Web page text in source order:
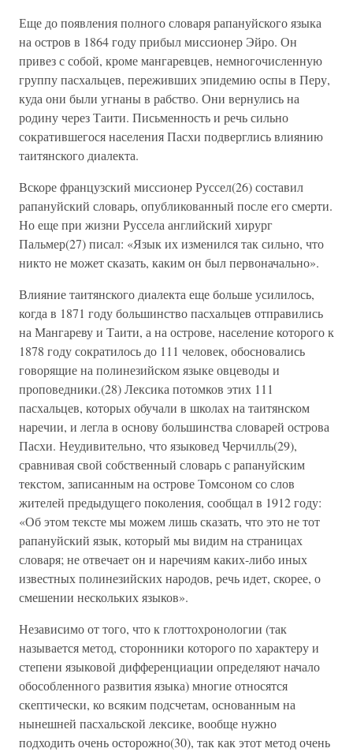
Еще до появления полного словаря рапануйского языка
на остров в 1864 году прибыл миссионер Эйро. Он
привез с собой, кроме мангаревцев, немногочисленную
группу пасхальцев, переживших эпидемию оспы в Перу,
куда они были угнаны в рабство. Они вернулись на
родину через Таити. Письменность и речь сильно
сократившегося населения Пасхи подверглись влиянию
таитянского диалекта.
Вскоре французский миссионер Руссел(26) составил
рапануйский словарь, опубликованный после его смерти.
Но еще при жизни Руссела английский хирург
Пальмер(27) писал: «Язык их изменился так сильно, что
никто не может сказать, каким он был первоначально».
Влияние таитянского диалекта еще больше усилилось,
когда в 1871 году большинство пасхальцев отправились
на Мангареву и Таити, а на острове, население которого к
1878 году сократилось до 111 человек, обосновались
говорящие на полинезийском языке овцеводы и
проповедники.(28) Лексика потомков этих 111
пасхальцев, которых обучали в школах на таитянском
наречии, и легла в основу большинства словарей острова
Пасхи. Неудивительно, что языковед Черчилль(29),
сравнивая свой собственный словарь с рапануйским
текстом, записанным на острове Томсоном со слов
жителей предыдущего поколения, сообщал в 1912 году:
«Об этом тексте мы можем лишь сказать, что это не тот
рапануйский язык, который мы видим на страницах
словаря; не отвечает он и наречиям каких-либо иных
известных полинезийских народов, речь идет, скорее, о
смешении нескольких языков».
Независимо от того, что к глоттохронологии (так
называется метод, сторонники которого по характеру и
степени языковой дифференциации определяют начало
обособленного развития языка) многие относятся
скептически, ко всяким подсчетам, основанным на
нынешней пасхальской лексике, вообще нужно
подходить очень осторожно(30), так как этот метод очень